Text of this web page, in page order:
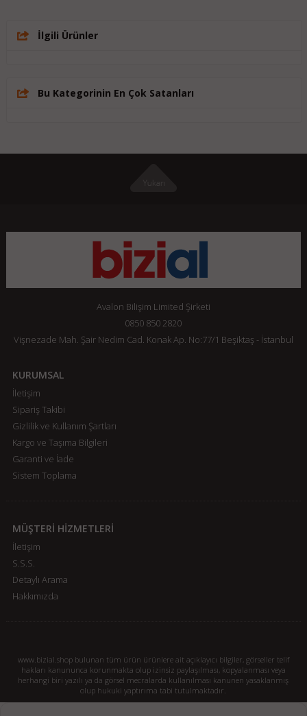
İlgili Ürünler
Bu Kategorinin En Çok Satanları
Avalon Bilişim Limited Şirketi
0850 850 2820
Vişnezade Mah. Şair Nedim Cad. Konak Ap. No:77/1 Beşiktaş - İstanbul
KURUMSAL
İletişim
Sipariş Takibi
Gizlilik ve Kullanım Şartları
Kargo ve Taşıma Bilgileri
Garanti ve İade
Sistem Toplama
MÜŞTERİ HİZMETLERİ
İletişim
S.S.S.
Detaylı Arama
Hakkımızda
www.bizial.shop bulunan tüm ürün ürünlere ait açıklayıcı bilgiler, görseller telif
hakları kanununca korunmakta olup izinsiz paylaşılması, kopyalanması veya
herhangi biri yazılı ya da görsel mecralarda kullanılması kanunen yasaklanmış
olup hukuki yaptırıma tabi tutulmaktadır.